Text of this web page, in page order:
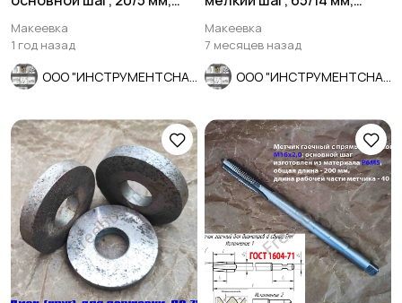
ГОСТ 7740-71, СССР.
Макеевка
1 год назад
ГОСТ 7740-71, СССР.
Макеевка
7 месяцев назад